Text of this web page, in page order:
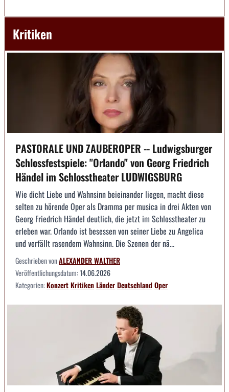
Kritiken
PASTORALE UND ZAUBEROPER -- Ludwigsburger
Schlossfestspiele: "Orlando" von Georg Friedrich
Händel im Schlosstheater LUDWIGSBURG
Wie dicht Liebe und Wahnsinn beieinander liegen, macht diese
selten zu hörende Oper als Dramma per musica in drei Akten von
Georg Friedrich Händel deutlich, die jetzt im Schlosstheater zu
erleben war. Orlando ist besessen von seiner Liebe zu Angelica
und verfällt rasendem Wahnsinn. Die Szenen der nä...
Geschrieben vonALEXANDER WALTHER
Veröffentlichungsdatum:14.06.2026
Kategorien:KonzertKritikenLänderDeutschlandOper